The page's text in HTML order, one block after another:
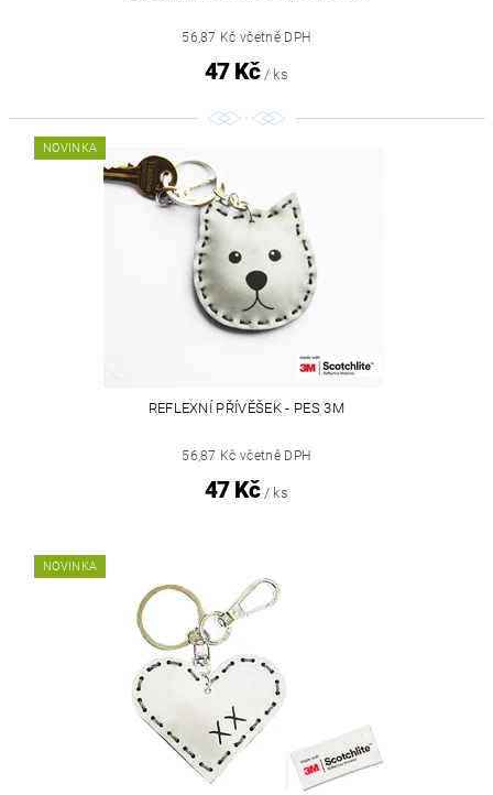
56,87 Kč včetně DPH
47 Kč / ks
NOVINKA
REFLEXNÍ PŘÍVĚŠEK - PES 3M
56,87 Kč včetně DPH
47 Kč / ks
NOVINKA